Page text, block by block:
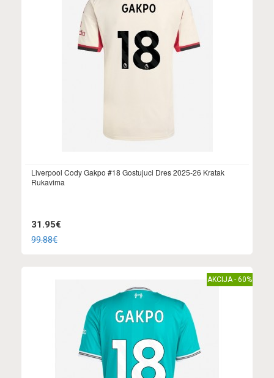
Liverpool Cody Gakpo #18 Gostujuci Dres 2025-26 Kratak
Rukavima
31.95€
99.88€
AKCIJA - 60%